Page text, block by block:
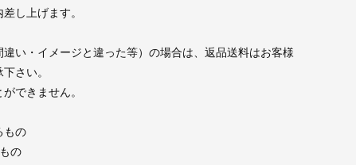
し上げます。
い・イメージと違った等）の場合は、返品送料はお客様
さい。
できません。
もの
の